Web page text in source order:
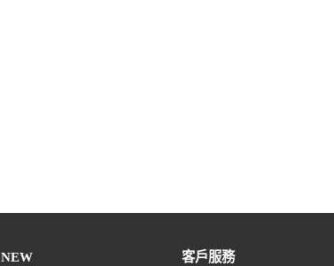
NEW 客戶服務